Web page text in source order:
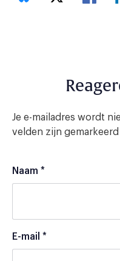
Je e-mailadres wordt
velden zijn
Naam *
E-mail *